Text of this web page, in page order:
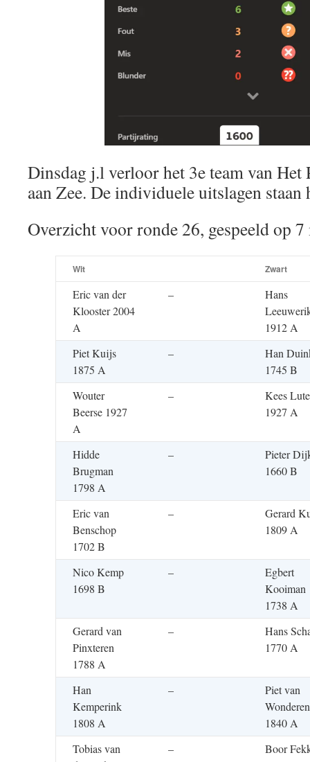
Dinsdag j.l verloor het 3e team van Het
aan Zee. De individuele uitslagen staan
Overzicht voor ronde 26, gespeeld op
Wit Zwart
Eric van der
Klooster 2004
A
–
Hans
1912 A
Piet Kuijs
1875 A
–
Han
1745 B
Wouter
Beerse 1927
A
–
Kees Lute
1927 A
Hidde
Brugman
1798 A
–
Pieter
1660 B
Eric van
Benschop
1702 B
–
Gerard
1809 A
Nico Kemp
1698 B
–
Egbert
Kooiman
1738 A
Gerard van
Pinxteren
1788 A
–
Hans
1770 A
Han
Kemperink
1808 A
–
Piet van
Wonderen
1840 A
Tobias van
–
Boor